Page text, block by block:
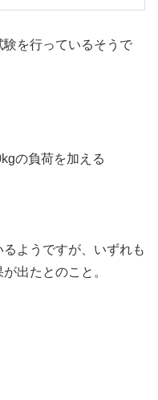
を行っているそうで
の負荷を加える
ようですが、いずれも
出たとのこと。